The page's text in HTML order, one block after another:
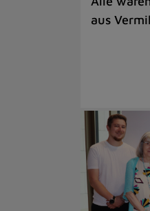
aus